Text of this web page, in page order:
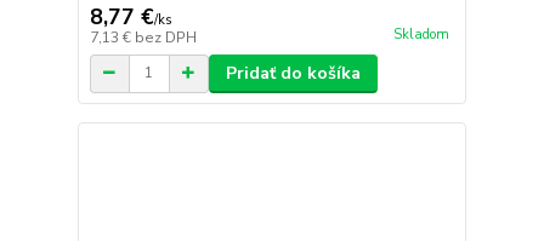
8,77 €/ks
7,13 € bez DPH Skladom
Pridať do košíka